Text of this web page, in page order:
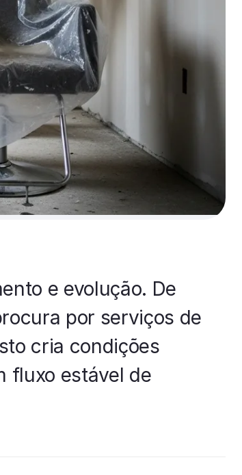
e evolução. De
por serviços de
cria condições
fluxo estável de